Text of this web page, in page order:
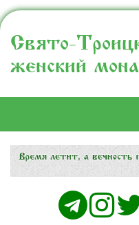
Свято-
женский